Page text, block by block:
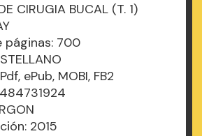
CIRUGIA BUCAL (T. 1)
páginas: 700
ePub, MOBI, FB2
2015